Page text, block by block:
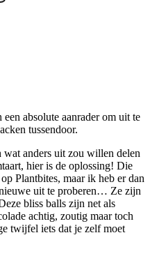
absolute aanrader om uit te
tussendoor.
wat anders uit zou willen delen
hier is de oplossing! Die
Plantbites, maar ik heb er dan
uit te proberen… Ze zijn
bliss balls zijn net als
achtig, zoutig maar toch
twijfel iets dat je zelf moet